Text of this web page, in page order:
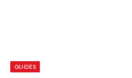
GUIDES